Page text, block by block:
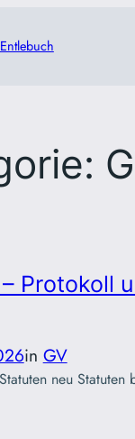
Protokoll
in GV
neu Statuten